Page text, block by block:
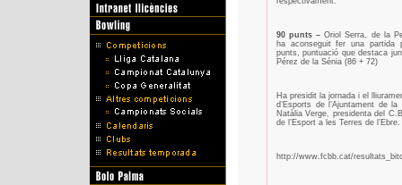
90 punts –Oriol Serra, de la
ha aconseguit fer una partida
punts, puntuació que destaca
Pérez de la Sénia (86 + 72)
Ha presidit la jornada i el
d’Esports de l’Ajuntament de
Natàlia Verge, presidenta del
de l’Esport a les Terres de l’Ebre.
http://www.fcbb.cat/